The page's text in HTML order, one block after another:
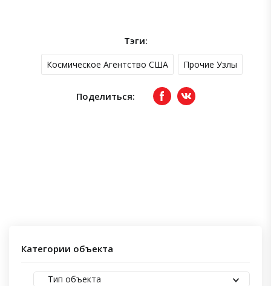
Тэги:
Космическое Агентство США Прочие Узлы
Поделиться: FacebookвКонтакте
Категории объекта
Тип объекта